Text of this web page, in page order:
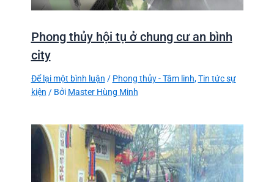
Phong thủy hội tụ ở chung cư an bình
city
Để lại một bình luận / Phong thủy - Tâm linh,Tin tức sự
kiện / Bởi Master Hùng Minh